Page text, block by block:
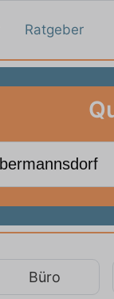
Ratgeber
Büro